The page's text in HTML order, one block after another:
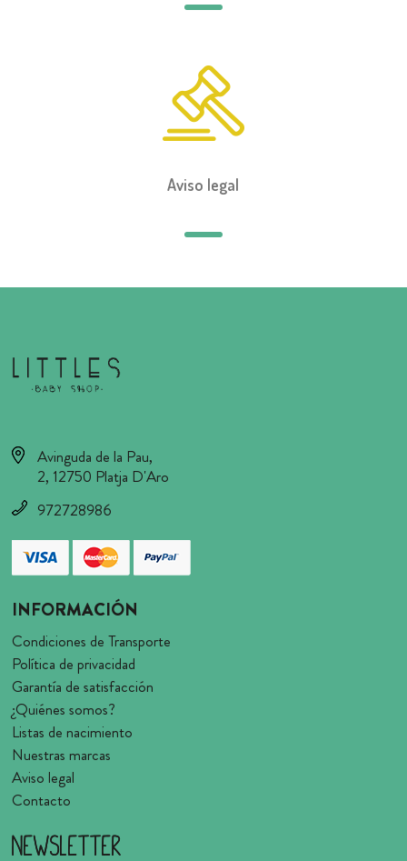
Aviso legal
Avinguda de la Pau,
2, 12750 Platja D'Aro
972728986
INFORMACIÓN
Condiciones de Transporte
Política de privacidad
Garantía de satisfacción
¿Quiénes somos?
Listas de nacimiento
Nuestras marcas
Aviso legal
Contacto
Newsletter